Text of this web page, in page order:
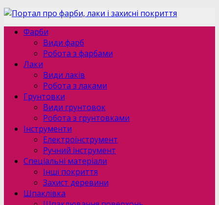
Фарби
Види фарб
Робота з фарбами
Лаки
Види лаків
Робота з лаками
Грунтовки
Види грунтовок
Робота з грунтовками
Інструменти
Електроінструмент
Ручний інструмент
Спеціальні матеріали
Інші покриття
Захист деревини
Шпаклівка